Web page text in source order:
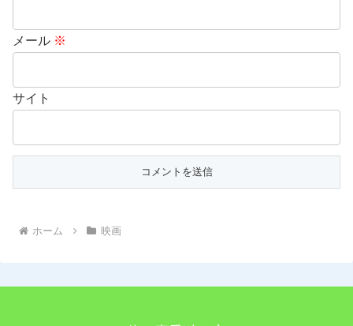
メール ※
サイト
ホーム 映画